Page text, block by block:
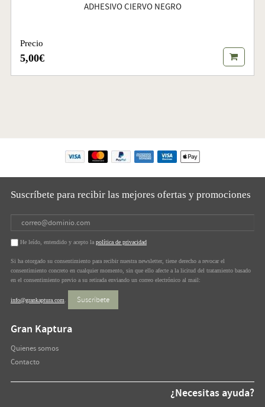
ADHESIVO CIERVO NEGRO
Precio
5,00€
Suscríbete para recibir las mejores ofertas y promociones
He leído, entendido y acepto la política de privacidad
Si ha otorgado su consentimiento para recibir nuestra newsletter, tiene derecho a revocar el
consentimiento concreto en cualquier momento, sin que ello afecte a la licitud del tratamiento basado
en el consentimiento previo a su retirada enviando un correo electrónico al mail:
info@grankaptura.com Suscríbete
Gran Kaptura
Quienes somos
Contacto
¿Necesitas ayuda?